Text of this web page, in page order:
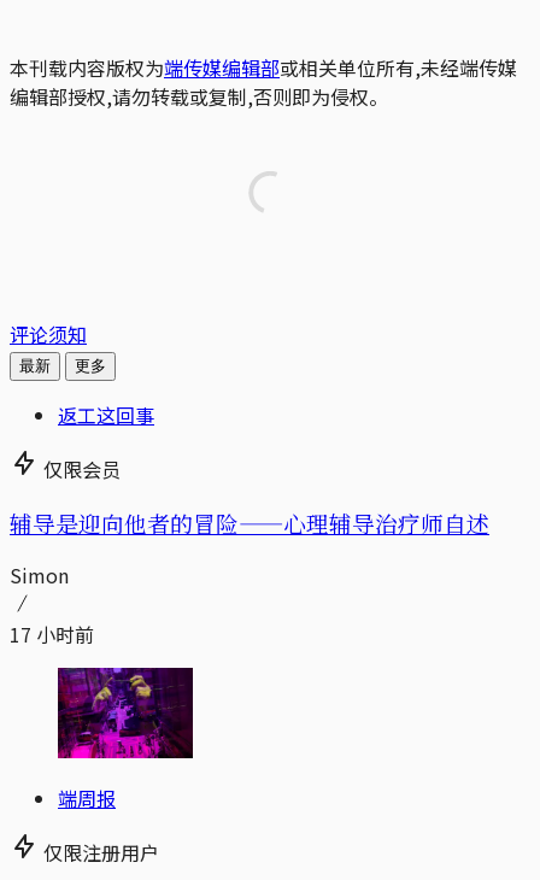
本刊载内容版权为端传媒编辑部或相关单位所有,未经端传媒
编辑部授权,请勿转载或复制,否则即为侵权。
评论须知
最新 更多
返工这回事
仅限会员
辅导是迎向他者的冒险——心理辅导治疗师自述
Simon
17 小时前
端周报
仅限注册用户